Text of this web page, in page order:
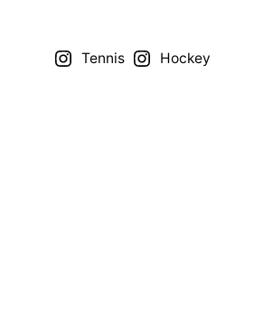
Tennis Hockey